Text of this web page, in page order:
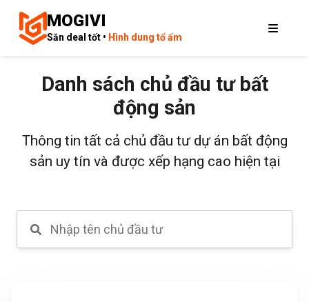
MOGIVI
Săn deal tốt • Hình dung tổ ấm
Danh sách chủ đầu tư bất
động sản
Thông tin tất cả chủ đầu tư dự án bất động
sản uy tín và được xếp hạng cao hiện tại